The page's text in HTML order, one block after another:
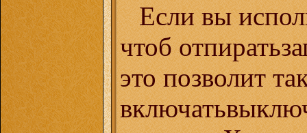
Если вы
чтоб
это позволит